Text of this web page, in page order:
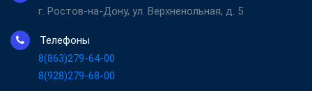
г. Ростов-на-Дону, ул. Верхненольная, д. 5
Телефоны
8(863)279-64-00
8(928)279-68-00